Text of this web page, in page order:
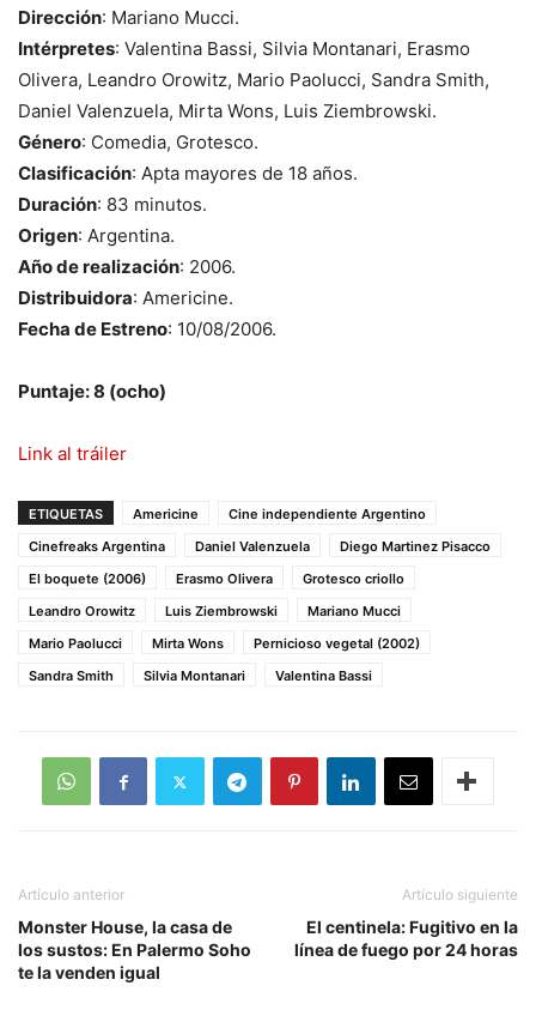
Dirección: Mariano Mucci.
Intérpretes: Valentina Bassi, Silvia Montanari, Erasmo
Olivera, Leandro Orowitz, Mario Paolucci, Sandra Smith,
Daniel Valenzuela, Mirta Wons, Luis Ziembrowski.
Género: Comedia, Grotesco.
Clasificación: Apta mayores de 18 años.
Duración: 83 minutos.
Origen: Argentina.
Año de realización: 2006.
Distribuidora: Americine.
Fecha de Estreno: 10/08/2006.
Puntaje: 8 (ocho)
Link al tráiler
ETIQUETAS Americine
Cine independiente Argentino
Cinefreaks Argentina
Daniel Valenzuela
Diego Martinez Pisacco
El boquete (2006)
Erasmo Olivera
Grotesco criollo
Leandro Orowitz
Luis Ziembrowski
Mariano Mucci
Mario Paolucci
Mirta Wons
Pernicioso vegetal (2002)
Sandra Smith
Silvia Montanari Valentina Bassi
Artículo anterior
Monster House, la casa de
los sustos: En Palermo Soho
te la venden igual
Artículo siguiente
El centinela: Fugitivo en la
línea de fuego por 24 horas